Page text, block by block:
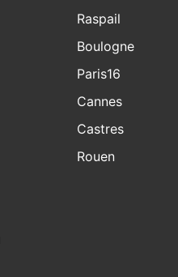
Raspail
Boulogne
Paris16
Cannes
Castres
Rouen